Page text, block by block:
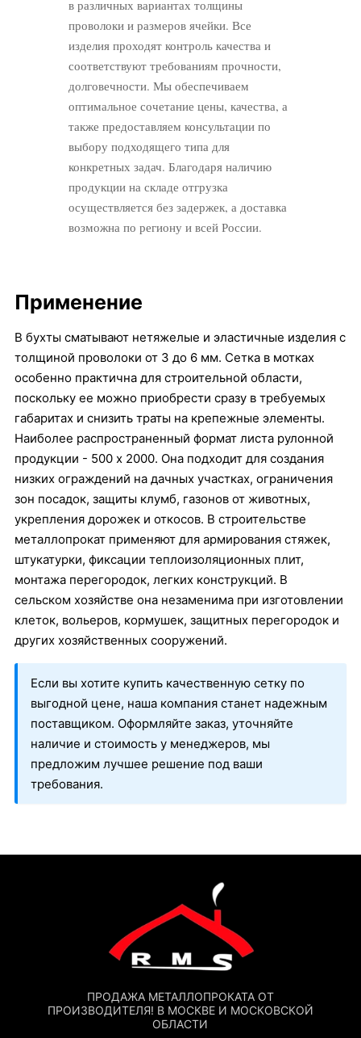
в различных вариантах толщины
проволоки и размеров ячейки. Все
изделия проходят контроль качества и
соответствуют требованиям прочности,
долговечности. Мы обеспечиваем
оптимальное сочетание цены, качества, а
также предоставляем консультации по
выбору подходящего типа для
конкретных задач. Благодаря наличию
продукции на складе отгрузка
осуществляется без задержек, а доставка
возможна по региону и всей России.
Применение
В бухты сматывают нетяжелые и эластичные изделия с
толщиной проволоки от 3 до 6 мм. Сетка в мотках
особенно практична для строительной области,
поскольку ее можно приобрести сразу в требуемых
габаритах и снизить траты на крепежные элементы.
Наиболее распространенный формат листа рулонной
продукции - 500 х 2000. Она подходит для создания
низких ограждений на дачных участках, ограничения
зон посадок, защиты клумб, газонов от животных,
укрепления дорожек и откосов. В строительстве
металлопрокат применяют для армирования стяжек,
штукатурки, фиксации теплоизоляционных плит,
монтажа перегородок, легких конструкций. В
сельском хозяйстве она незаменима при изготовлении
клеток, вольеров, кормушек, защитных перегородок и
других хозяйственных сооружений.
Если вы хотите купить качественную сетку по
выгодной цене, наша компания станет надежным
поставщиком. Оформляйте заказ, уточняйте
наличие и стоимость у менеджеров, мы
предложим лучшее решение под ваши
требования.
ПРОДАЖА МЕТАЛЛОПРОКАТА ОТ
ПРОИЗВОДИТЕЛЯ! В МОСКВЕ И МОСКОВСКОЙ
ОБЛАСТИ